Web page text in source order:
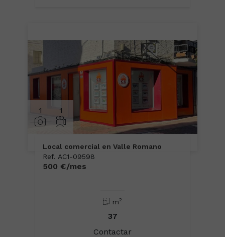
1 1
Local comercial en Valle Romano
Ref. AC1-09598
500 €/mes
m2
37
Contactar